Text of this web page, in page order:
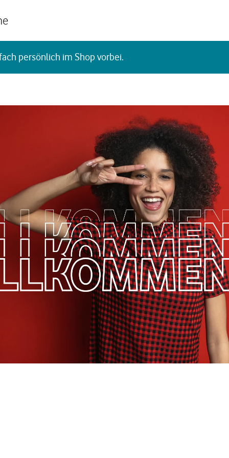
persönlich im Shop vorbei.